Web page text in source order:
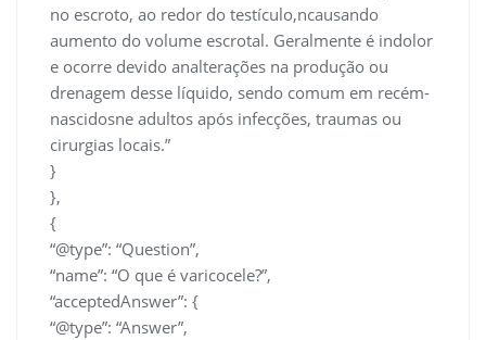
no escroto, ao redor do testículo,ncausando
aumento do volume escrotal. Geralmente é indolor
e ocorre devido analterações na produção ou
drenagem desse líquido, sendo comum em recém-
nascidosne adultos após infecções, traumas ou
cirurgias locais.”
}
},
{
“@type”: “Question”,
“name”: “O que é varicocele?”,
“acceptedAnswer”: {
“@type”: “Answer”,